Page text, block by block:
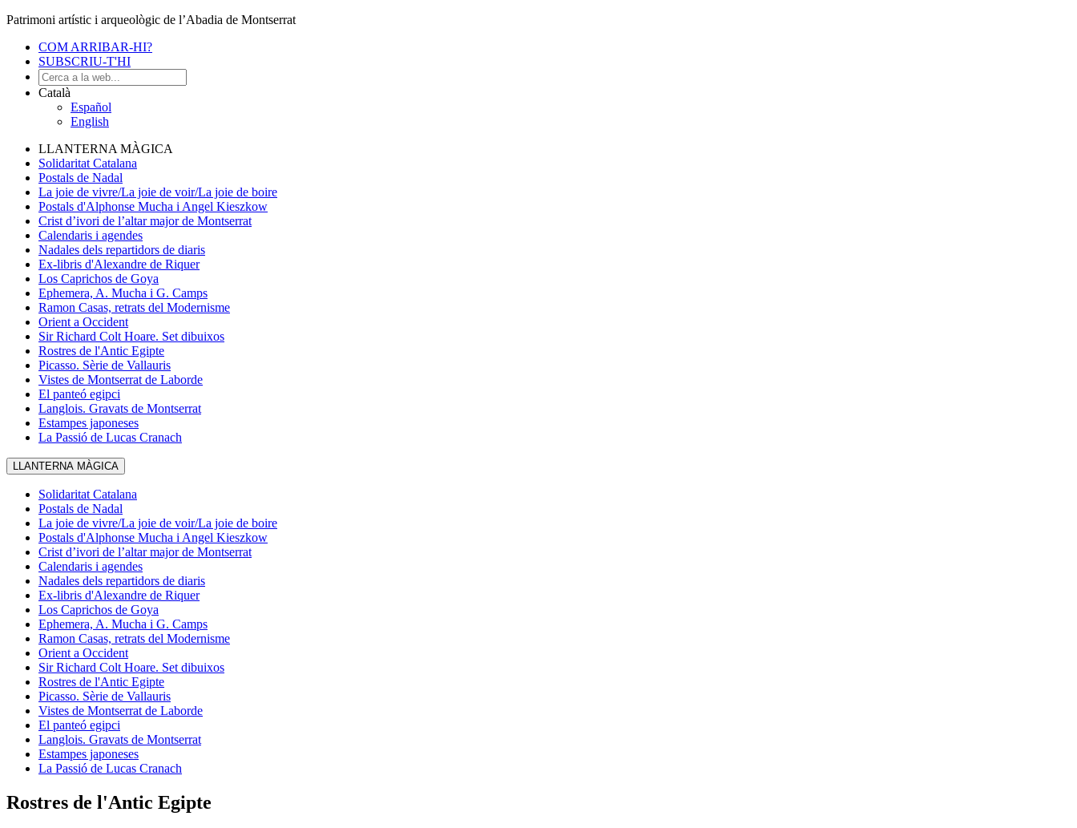
Patrimoni artístic i arqueològic de l’Abadia de Montserrat
COM ARRIBAR-HI?
SUBSCRIU-T'HI
Català
Español
English
LLANTERNA MÀGICA
Solidaritat Catalana
Postals de Nadal
La joie de vivre/La joie de voir/La joie de boire
Postals d'Alphonse Mucha i Angel Kieszkow
Crist d’ivori de l’altar major de Montserrat
Calendaris i agendes
Nadales dels repartidors de diaris
Ex-libris d'Alexandre de Riquer
Los Caprichos de Goya
Ephemera, A. Mucha i G. Camps
Ramon Casas, retrats del Modernisme
Orient a Occident
Sir Richard Colt Hoare. Set dibuixos
Rostres de l'Antic Egipte
Picasso. Sèrie de Vallauris
Vistes de Montserrat de Laborde
El panteó egipci
Langlois. Gravats de Montserrat
Estampes japoneses
La Passió de Lucas Cranach
LLANTERNA MÀGICA
Solidaritat Catalana
Postals de Nadal
La joie de vivre/La joie de voir/La joie de boire
Postals d'Alphonse Mucha i Angel Kieszkow
Crist d’ivori de l’altar major de Montserrat
Calendaris i agendes
Nadales dels repartidors de diaris
Ex-libris d'Alexandre de Riquer
Los Caprichos de Goya
Ephemera, A. Mucha i G. Camps
Ramon Casas, retrats del Modernisme
Orient a Occident
Sir Richard Colt Hoare. Set dibuixos
Rostres de l'Antic Egipte
Picasso. Sèrie de Vallauris
Vistes de Montserrat de Laborde
El panteó egipci
Langlois. Gravats de Montserrat
Estampes japoneses
La Passió de Lucas Cranach
Rostres de l'Antic Egipte